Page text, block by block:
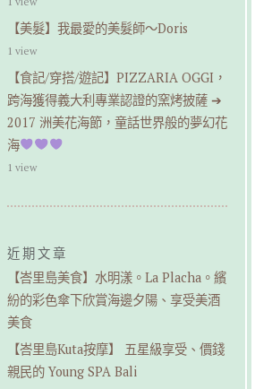
【美髮】我最愛的美髮師～Doris
1 view
【食記/穿搭/遊記】PIZZARIA OGGI，
跨海獲得義大利專業認證的窯烤披薩 ➔
2017 洲美花海節，童話世界般的夢幻花
海
1 view
近期文章
【峇里島美食】水明漾。La Placha。繽
紛的彩色傘下欣賞海邊夕陽、享受美酒
美食
【峇里島Kuta按摩】 五星級享受、價錢
親民的 Young SPA Bali